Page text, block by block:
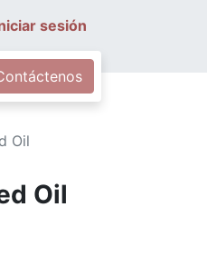
sesión
Oil
Oil